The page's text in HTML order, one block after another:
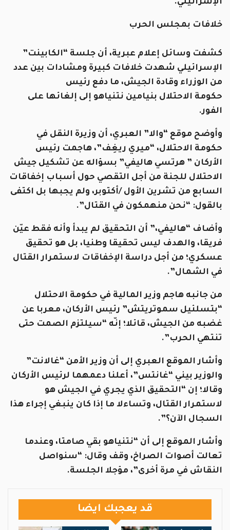
الإسرائيلي.
خلافات بمجلس الحرب
كشفت وسائل إعلام عبرية، أن جلسة “الكابينت”
الإسرائيلي شهدت خلافات كبيرة ومشادات بين عدد
من الوزراء وقادة الجيش، ما دفع رئيس
حكومة الاحتلال بنيامين نتنياهو إلى إلغائها على
الفور.
وأوضح موقع “والا” العبري، أن وزيرة النقل في
حكومة الاحتلال، “ميري ريغِف”، هاجمت رئيس
الأركان ” هرتسي هاليفي” بسؤاله عن تشكيل جيش
الاحتلال للجنة من أجل التقصي حول أسباب إخفاقات
السابع من تشرين الأول /أكتوبر، ولم يجبها بل اكتفى
بالقول: “نحن منهمكون في القتال”.
وأضاف “هاليفي،” أن التحقيق لم يبدأ وأنه فقط عيّن
فريقا، والهدف ليس تحقيقا وطنيا، بل هو تحقيق
عسكري؛ من أجل دراسة الإخفاقات لاستمرار القتال
في الشمال”.
من جانبه هاجم وزير المالية في حكومة الاحتلال
“بتسلئيل سموتريتش” رئيس الأركان، معربا عن
غضبه من الجيش، قائلا؛ إنّه “سيلتزم الصمت حتى
تنتهي الحرب”.
وأشار الموقع العبري إلى أن وزير الأمن “غالانت”
والوزير بيني “غانتس”، أعلنا دعمهما لرئيس الأركان
وقالا؛ إن “التحقيق الذي يجري في الجيش هو
لاستمرار القتال، وتساءلا ما إذا كان ينبغي إجراء هذا
السجال الآن؟”.
وأشار الموقع إلى أن “نتنياهو بقي صامتا، وعندما
تعالت أصوات الصراخ، وقف وقال: “سنواصل
النقاش في مرة أخرى”، مؤجلا الجلسة.
قد يعجبك ايضا